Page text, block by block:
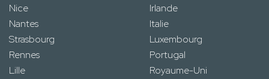
Nice
Nantes
Strasbourg
Rennes
Lille
Irlande
Italie
Luxembourg
Portugal
Royaume-Uni